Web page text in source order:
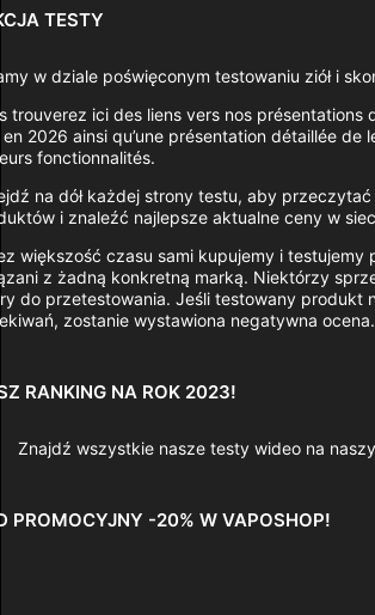
TESTY
w dziale poświęconym testowaniu ziół i
trouverez ici des liens vers nos présentations
2026 ainsi qu’une présentation détaillée de
fonctionnalités.
na dół każdej strony testu, aby
i znaleźć najlepsze aktualne ceny w
większość czasu sami kupujemy i testujemy
z żadną konkretną marką. Niektórzy
do przetestowania. Jeśli testowany produkt
zostanie wystawiona negatywna ocena.
RANKING NA ROK 2023!
Znajdź wszystkie nasze testy wideo na
PROMOCYJNY -20% W VAPOSHOP!